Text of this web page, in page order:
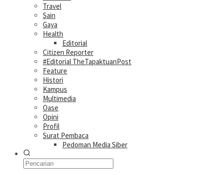
Travel
Sain
Gaya
Health
Editorial
Citizen Reporter
#Editorial TheTapaktuanPost
Feature
Histori
Kampus
Multimedia
Oase
Opini
Profil
Surat Pembaca
Pedoman Media Siber